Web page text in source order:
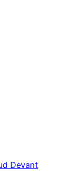
Devant